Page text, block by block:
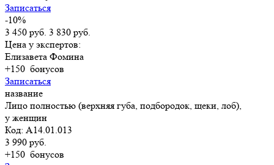
Записаться
-10%
3 450 руб. 3 830 руб.
Цена у экспертов:
Елизавета Фомина
+150 бонусов
Записаться
название
Лицо полностью (верхняя губа, подбородок, щеки, лоб),
у женщин
Код: A14.01.013
3 990 руб.
+150 бонусов